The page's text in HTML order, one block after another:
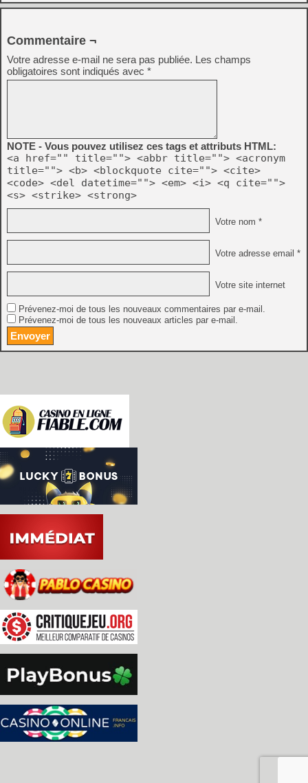
Commentaire ¬
Votre adresse e-mail ne sera pas publiée. Les champs
obligatoires sont indiqués avec *
NOTE - Vous pouvez utilisez ces tags et attributs HTML:
<a href="" title=""> <abbr title=""> <acronym
title=""> <b> <blockquote cite=""> <cite>
<code> <del datetime=""> <em> <i> <q cite="">
<s> <strike> <strong>
Votre nom *
Votre adresse email *
Votre site internet
Prévenez-moi de tous les nouveaux commentaires par e-mail.
Prévenez-moi de tous les nouveaux articles par e-mail.